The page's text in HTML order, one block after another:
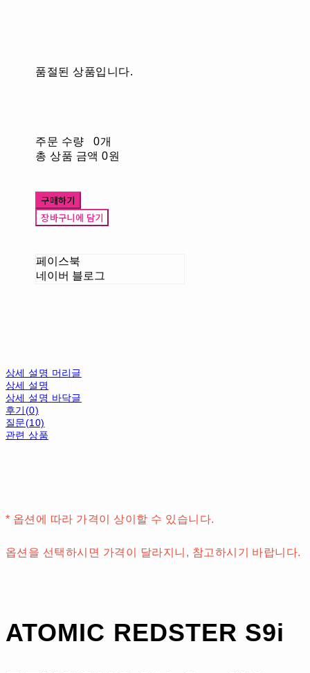
품절된 상품입니다.
주문 수량
0개
총 상품 금액 0원
구매하기
장바구니에 담기
페이스북
네이버 블로그
상세 설명 머리글
상세 설명
상세 설명 바닥글
후기(0)
질문(10)
관련 상품
* 옵션에 따라 가격이 상이할 수 있습니다.
옵션을 선택하시면 가격이 달라지니, 참고하시기 바랍니다.
ATOMIC REDSTER S9i